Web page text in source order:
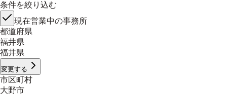
条件を絞り込む
現在営業中の事務所
都道府県
福井県
福井県
変更する
市区町村
大野市